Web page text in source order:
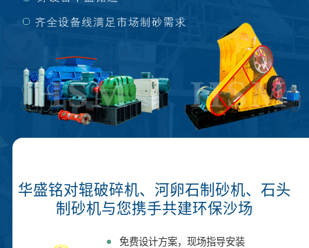
华盛铭对辊破碎机、河卵石制砂机、石头
制砂机与您携手共建环保沙场
免费设计方案，现场指导安装